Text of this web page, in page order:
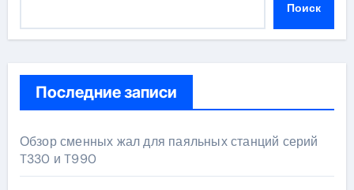
Поиск
Последние записи
Обзор сменных жал для паяльных станций серий
T330 и T990